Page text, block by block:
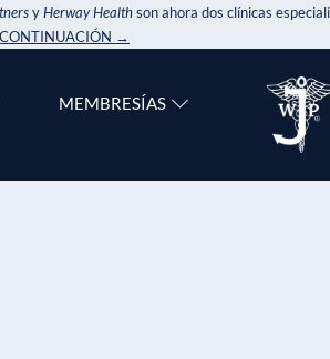
yHerway Healthson ahora dos clínicas
CONTINUACIÓN →
MEMBRESÍAS